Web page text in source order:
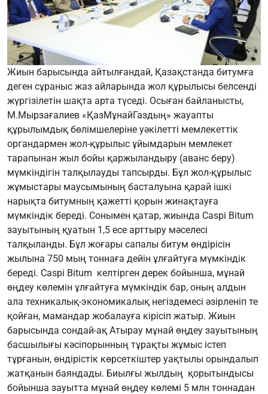
Жиын барысында айтылғандай, Қазақстанда битумға
деген сұраныс жаз айларында жол құрылысы белсенді
жүргізілетін шақта арта түседі. Осыған байланысты,
М.Мырзағалиев «ҚазМұнайГаздың» жауапты
құрылымдық бөлімшелеріне уәкілетті мемлекеттік
органдармен жол-құрылыс ұйымдарын мемлекет
тарапынан жыл бойы қаржыландыру (аванс беру)
мүмкіндігін талқылауды тапсырды. Бұл жол-құрылыс
жұмыстары маусымының басталуына қарай ішкі
нарықта битумның қажетті қорын жинақтауға
мүмкіндік береді. Сонымен қатар, жиында Caspi Bitum
зауытының қуатын 1,5 есе арттыру мәселесі
талқыланды. Бұл жоғары сапалы битум өндірісін
жылына 750 мың тоннаға дейін ұлғайтуға мүмкіндік
береді. Caspi Bitum келтірген дерек бойынша, мұнай
өңдеу көлемін ұлғайтуға мүмкіндік бар, оның алдын
ала техникалық-экономикалық негіздемесі әзірленіп те
қойған, мамандар жобалауға кірісіп жатыр. Жиын
барысында сондай-ақ Атырау мұнай өңдеу зауытының
басшылығы кәсіпорынның тұрақты жұмыс істеп
тұрғанын, өндірістік көрсеткіштер уақтылы орындалып
жатқанын баяндады. Биылғы жылдың қорытындысы
бойынша зауытта мұнай өңдеу көлемі 5 млн тоннадан